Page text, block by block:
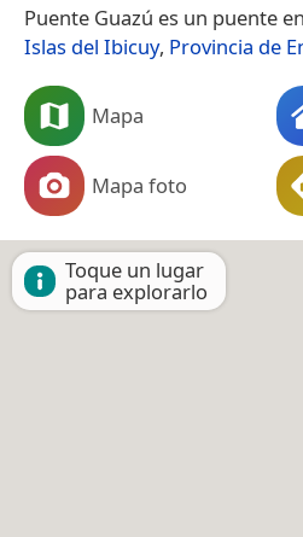
Puente Guazú es un puente en
Islas del Ibicuy, Provincia de
Mapa
Mapa foto
Toque un lugar
para explorarlo